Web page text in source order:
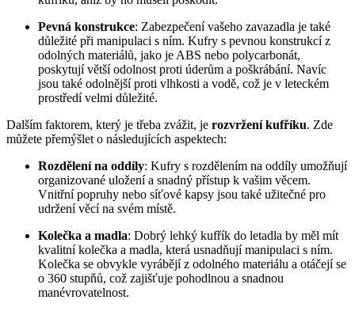
Pevná konstrukce: Zabezpečení vašeho zavazadla je také
důležité při manipulaci s ním. Kufry s pevnou konstrukcí z
odolných materiálů, jako je ABS nebo polycarbonát,
poskytují větší odolnost proti úderům a poškrábání. Navíc
jsou také odolnější proti vlhkosti a vodě, což je v leteckém
prostředí velmi důležité.
Dalším faktorem, který je třeba zvážit, je rozvržení kufříku. Zde
můžete přemýšlet o následujících aspektech:
Rozdělení na oddíly: Kufry s rozdělením na oddíly umožňují
organizované uložení a snadný přístup k vašim věcem.
Vnitřní popruhy nebo síťové kapsy jsou také užitečné pro
udržení věcí na svém místě.
Kolečka a madla: Dobrý lehký kufřík do letadla by měl mít
kvalitní kolečka a madla, která usnadňují manipulaci s ním.
Kolečka se obvykle vyrábějí z odolného materiálu a otáčejí se
o 360 stupňů, což zajišťuje pohodlnou a snadnou
manévrovatelnost.